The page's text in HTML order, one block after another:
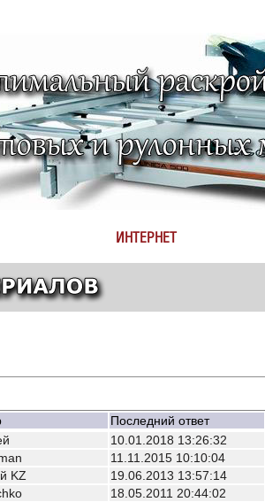
ИНТЕРНЕТ
Последний ответ
10.01.2018 13:26:32
11.11.2015 10:10:04
KZ 19.06.2013 13:57:14
18.05.2011 20:44:02